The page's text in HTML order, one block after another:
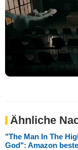
Ähnliche
"The Man In The
God": Amazon